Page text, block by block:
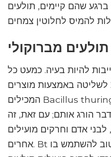
שהם קיימים, תולעים
מברוקולי
להיות בעיה. כמעט כל
לשליטה באמצעות מוצרים
המכילים Bacillus thuringiensis (Bt). חיידק זה מחלה
הורג אותם; עם זאת, זה
אדם וחרקים מועילים
אחרים. Bt זמין ברוב מרכזי הגן והכי טוב להשתמש בו